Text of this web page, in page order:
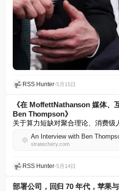
RSS Hunter•5月15日
《在 MoffettNathanson 媒体、
Ben Thompson》
关于算力短缺对聚合理论、消费级
stratechery.com
RSS Hunter•5月14日
部署公司，回归 70 年代，苹果